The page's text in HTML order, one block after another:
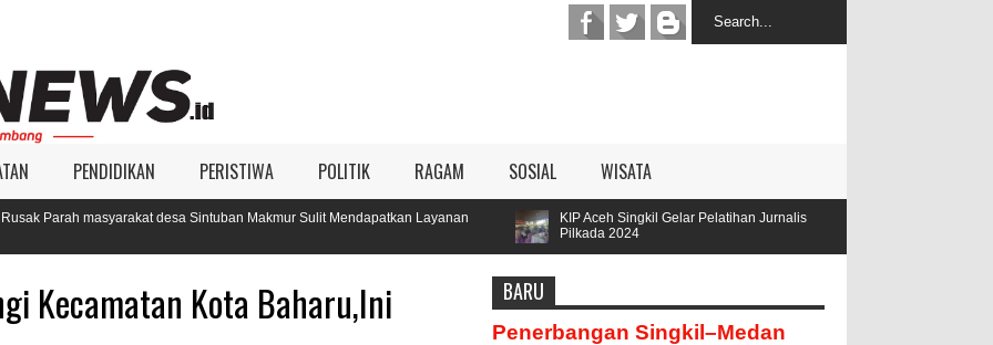
PENDIDIKAN PERISTIWA POLITIK RAGAM SOSIAL WISATA
desa Sintuban Makmur Sulit Mendapatkan Layanan
KIP Aceh Singkil Gelar Pelatihan Jurnalis
Parengge Rengge Mendatangi
Kecamatan Kota Baharu,Ini
BARU
Penerbangan Singkil–Medan